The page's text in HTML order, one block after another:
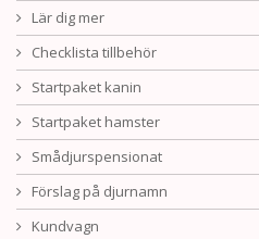
Lär dig mer
Checklista tillbehör
Startpaket kanin
Startpaket hamster
Smådjurspensionat
Förslag på djurnamn
Kundvagn